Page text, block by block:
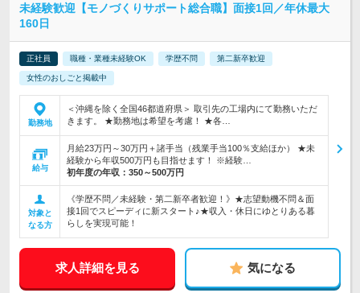
未経験歓迎【モノづくりサポート総合職】面接1回／年休最大
160日
正社員 職種・業種未経験OK 学歴不問 第二新卒歓迎
女性のおしごと掲載中
勤務地
＜沖縄を除く全国46都道府県＞ 取引先の工場内にて勤務いただ
きます。 ★勤務地は希望を考慮！ ★各…
給与
月給23万円～30万円＋諸手当（残業手当100％支給ほか） ★未
経験から年収500万円も目指せます！ ※経験…
初年度の年収： 350～500万円
対象と
なる方
《学歴不問／未経験・第二新卒者歓迎！》★志望動機不問＆面
接1回でスピーディに新スタート♪★収入・休日にゆとりある暮
らしを実現可能！
求人詳細を見る 気になる